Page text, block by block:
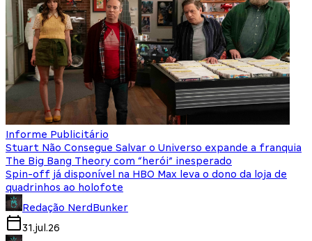
Informe Publicitário
Stuart Não Consegue Salvar o Universo expande a franquia
The Big Bang Theory com “herói” inesperado
Spin-off já disponível na HBO Max leva o dono da loja de
quadrinhos ao holofote
Redação NerdBunker
31.jul.26